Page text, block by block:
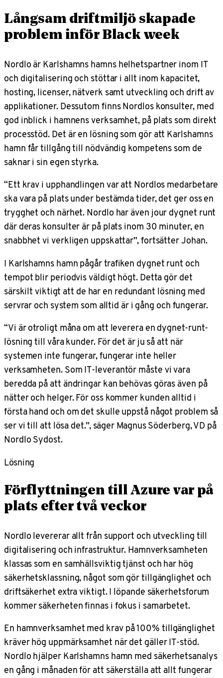
Långsam driftmiljö skapade
problem inför Black week
Nordlo är Karlshamns hamns helhetspartner inom IT
och digitalisering och stöttar i allt inom kapacitet,
hosting, licenser, nätverk samt utveckling och drift av
applikationer. Dessutom finns Nordlos konsulter, med
god inblick i hamnens verksamhet, på plats som direkt
processtöd. Det är en lösning som gör att Karlshamns
hamn får tillgång till nödvändig kompetens som de
saknar i sin egen styrka.
“Ett krav i upphandlingen var att Nordlos medarbetare
ska vara på plats under bestämda tider, det ger oss en
trygghet och närhet. Nordlo har även jour dygnet runt
där deras konsulter är på plats inom 30 minuter, en
snabbhet vi verkligen uppskattar”, fortsätter Johan.
I Karlshamns hamn pågår trafiken dygnet runt och
tempot blir periodvis väldigt högt. Detta gördet
särskilt viktigt att de har en redundant lösning med
servrar och system som alltid är i gång och fungerar.
“Vi är otroligt måna om att leverera en dygnet-runt-
lösning till våra kunder. För det är ju så att när
systemen inte fungerar, fungerar inte heller
verksamheten. Som IT-leverantör måste vi vara
beredda på att ändringar kan behövas göras även på
nätter och helger. För oss kommer kunden alltid i
första hand och om det skulle uppstå något problem så
ser vi till att lösa det.”, säger Magnus Söderberg, VD på
Nordlo Sydost.
Lösning
Förflyttningen till Azure var på
plats efter två veckor
Nordlo levererar allt från support och utveckling till
digitalisering och infrastruktur. Hamnverksamheten
klassas som en samhällsviktig tjänst och har hög
säkerhetsklassning, något som gör tillgänglighet och
driftsäkerhet extra viktigt. I löpande säkerhetsforum
kommer säkerheten finnas i fokus i samarbetet.
En hamnverksamhet med krav på 100% tillgänglighet
kräver hög uppmärksamhet när det gäller IT-stöd.
Nordlo hjälper Karlshamns hamn med säkerhetsanalys
en gång i månaden för att säkerställa att allt fungerar